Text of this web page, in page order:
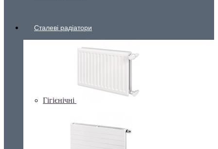
Сталеві радіатори
Гігієнічні